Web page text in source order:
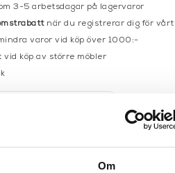
Om
3-5 arbetsdagar på lagervaror
när du registrerar dig för
varor vid köp över 1000:-
köp av större möbler